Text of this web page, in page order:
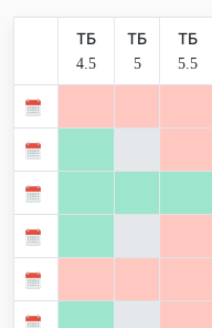
ТБ
4.5
ТБ
5
ТБ
5.5